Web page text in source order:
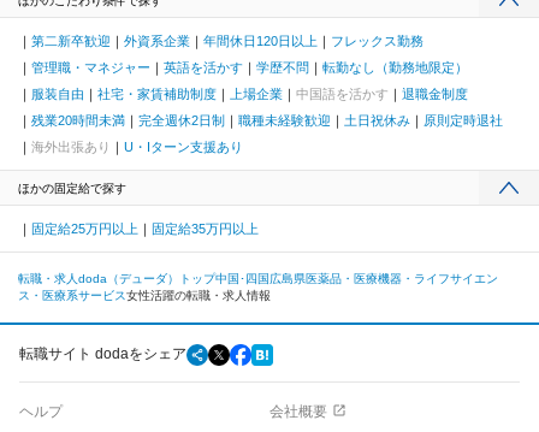
第二新卒歓迎 外資系企業 年間休日120日以上
フレックス勤務
管理職・マネジャー
英語を活かす 学歴不問
転勤なし（勤務地限定）
服装自由
社宅・家賃補助制度 上場企業 中国語を活かす
退職金制度
残業20時間未満
完全週休2日制 職種未経験歓迎 土日祝休み
原則定時退社
海外出張あり
U・Iターン支援あり
ほかの固定給で探す
固定給25万円以上 固定給35万円以上
転職・求人doda（デューダ）トップ中国･四国 広島県医薬品・医療機器・ライフサイエン
ス・医療系サービス女性活躍の転職・求人情報
転職サイト dodaをシェア
ヘルプ 会社概要